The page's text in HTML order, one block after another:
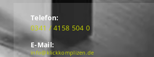
Telefon:
0341 / 4158 504 0
E-Mail:
info@klickkomplizen.de